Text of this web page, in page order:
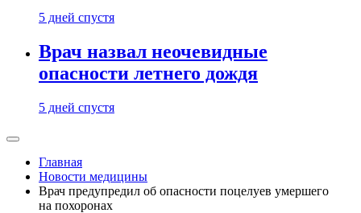
5 дней спустя
Врач назвал неочевидные
опасности летнего дождя
5 дней спустя
Главная
Новости медицины
Врач предупредил об опасности поцелуев умершего
на похоронах